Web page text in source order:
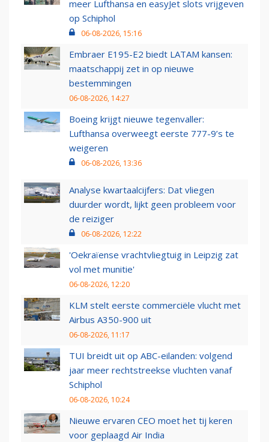
meer Lufthansa en easyJet slots vrijgeven
op Schiphol
06-08-2026, 15:16
Embraer E195-E2 biedt LATAM kansen:
maatschappij zet in op nieuwe
bestemmingen
06-08-2026, 14:27
Boeing krijgt nieuwe tegenvaller:
Lufthansa overweegt eerste 777-9’s te
weigeren
06-08-2026, 13:36
Analyse kwartaalcijfers: Dat vliegen
duurder wordt, lijkt geen probleem voor
de reiziger
06-08-2026, 12:22
'Oekraïense vrachtvliegtuig in Leipzig zat
vol met munitie'
06-08-2026, 12:20
KLM stelt eerste commerciële vlucht met
Airbus A350-900 uit
06-08-2026, 11:17
TUI breidt uit op ABC-eilanden: volgend
jaar meer rechtstreekse vluchten vanaf
Schiphol
06-08-2026, 10:24
Nieuwe ervaren CEO moet het tij keren
voor geplaagd Air India